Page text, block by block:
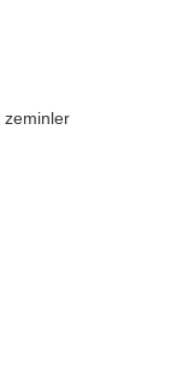
zeminler